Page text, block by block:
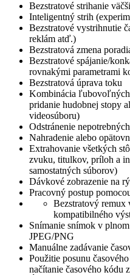
Bezstratové strihanie
Inteligentný strih
Bezstratové vystrihnutie
reklám atď.)
Bezstratová zmena
Bezstratové spájanie/
rovnakými parametrami
Bezstratová úprava toku
Kombinácia ľubovoľných
pridanie hudobnej stopy
videosúboru)
Odstránenie
Nahradenie alebo
Extrahovanie všetkých
zvuku, titulkov, príloh a
samostatných súborov)
Dávkové zobrazenie na
Pracovný postup
Bezstratový remux
kompatibilného
Snímanie snímok v
JPEG/PNG
Manuálne zadávanie
Použitie posunu
načítanie časového kódu